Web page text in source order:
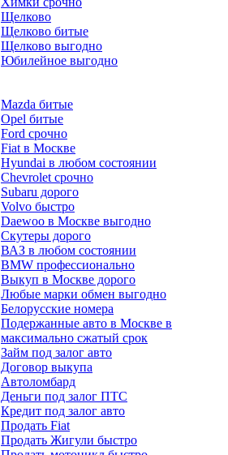
Щелково
Щелково битые
Щелково выгодно
Юбилейное выгодно
Mazda битые
Opel битые
Ford срочно
Fiat в Москве
Hyundai в любом состоянии
Chevrolet срочно
Subaru дорого
Volvo быстро
Daewoo в Москве выгодно
Скутеры дорого
ВАЗ в любом состоянии
BMW профессионально
Выкуп в Москве дорого
Любые марки обмен выгодно
Белорусские номера
Подержанные авто в Москве в
максимально сжатый срок
Займ под залог авто
Договор выкупа
Автоломбард
Деньги под залог ПТС
Кредит под залог авто
Продать Fiat
Продать Жигули быстро